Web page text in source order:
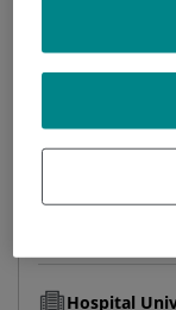
Centro
C/ Vilana,
Hospital